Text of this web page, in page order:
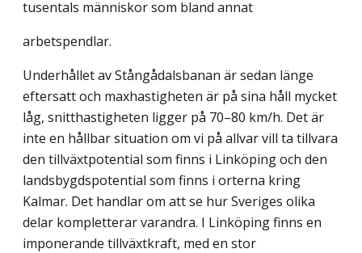
tusentals människor som bland annat
arbetspendlar.
Underhållet av Stångådalsbanan är sedan länge
eftersatt och maxhastigheten är på sina håll mycket
låg, snitthastigheten ligger på 70–80 km/h. Det är
inte en hållbar situation om vi på allvar vill ta tillvara
den tillväxtpotential som finns i Linköping och den
landsbygdspotential som finns i orterna kring
Kalmar. Det handlar om att se hur Sveriges olika
delar kompletterar varandra. I Linköping finns en
imponerande tillväxtkraft, med en stor